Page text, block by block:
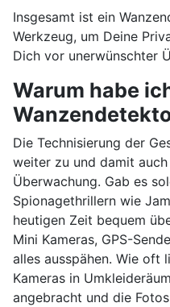
Insgesamt ist ein
Werkzeug, um Deine
Dich vor unerwünschter
Warum habe
Die Technisierung der
weiter zu und damit
Überwachung. Gab es
Spionagethrillern wie
heutigen Zeit bequem
Mini Kameras, GPS-
alles ausspähen. Wie oft
Kameras in
angebracht und die